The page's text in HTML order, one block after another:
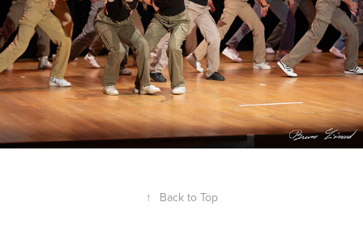
↑ Back to Top